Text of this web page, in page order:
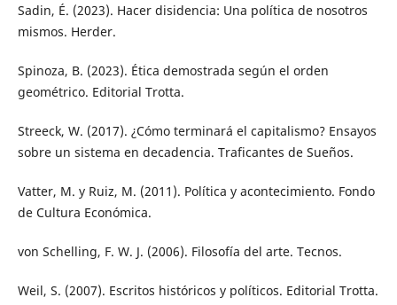
Sadin, É. (2023). Hacer disidencia: Una política de nosotros
mismos. Herder.
Spinoza, B. (2023). Ética demostrada según el orden
geométrico. Editorial Trotta.
Streeck, W. (2017). ¿Cómo terminará el capitalismo? Ensayos
sobre un sistema en decadencia. Traficantes de Sueños.
Vatter, M. y Ruiz, M. (2011). Política y acontecimiento. Fondo
de Cultura Económica.
von Schelling, F. W. J. (2006). Filosofía del arte. Tecnos.
Weil, S. (2007). Escritos históricos y políticos. Editorial Trotta.